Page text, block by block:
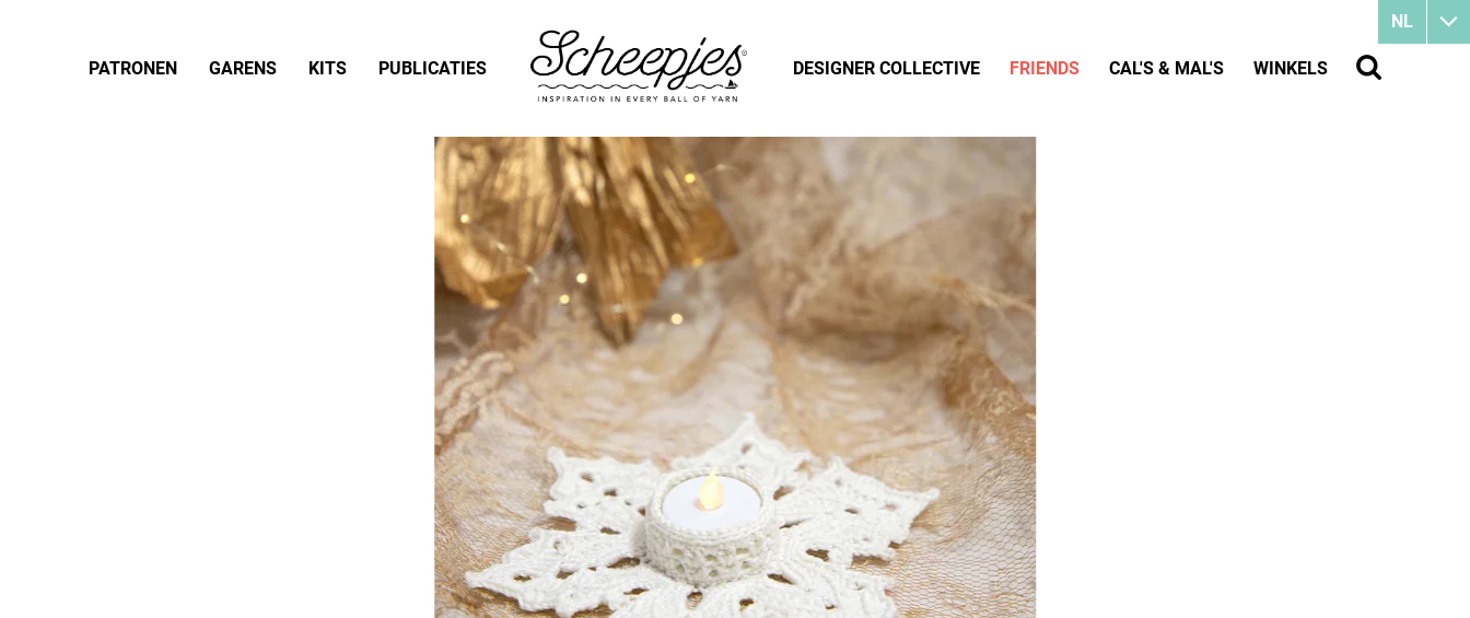
NL
PATRONEN GARENS KITS PUBLICATIES DESIGNER COLLECTIVE FRIENDS CAL'S & MAL'S WINKELS